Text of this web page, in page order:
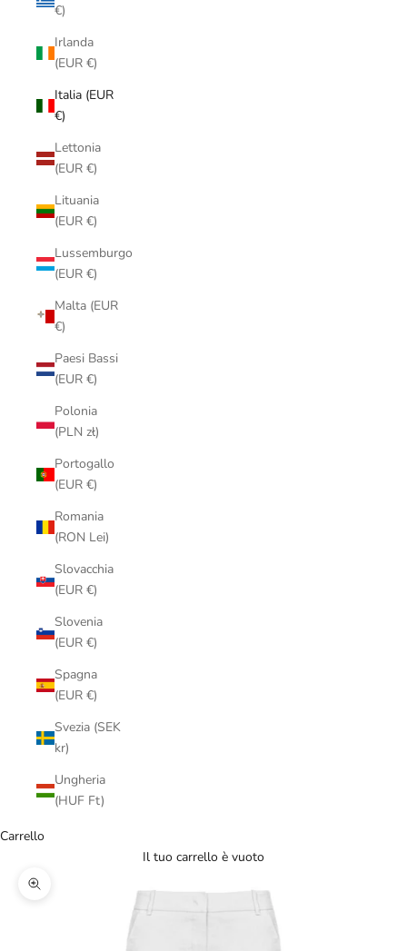
€)
Irlanda
(EUR €)
Italia (EUR
€)
Lettonia
(EUR €)
Lituania
(EUR €)
Lussemburgo
(EUR €)
Malta (EUR
€)
Paesi Bassi
(EUR €)
Polonia
(PLN zł)
Portogallo
(EUR €)
Romania
(RON Lei)
Slovacchia
(EUR €)
Slovenia
(EUR €)
Spagna
(EUR €)
Svezia (SEK
kr)
Ungheria
(HUF Ft)
Carrello
Il tuo carrello è vuoto
Ingrandisci immagine